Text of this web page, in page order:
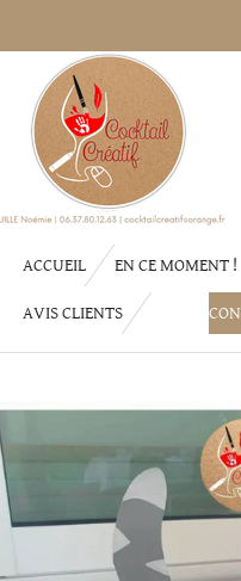
ACCUEIL EN CE MOMENT !
AVIS CLIENTS